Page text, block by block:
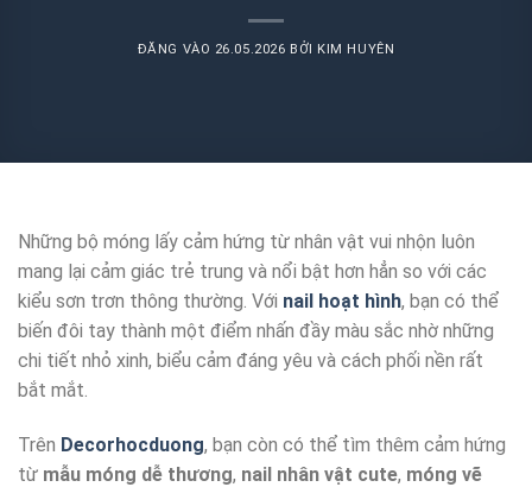
ĐĂNG VÀO 26.05.2026 BỞI KIM HUYÊN
Những bộ móng lấy cảm hứng từ nhân vật vui nhộn luôn
mang lại cảm giác trẻ trung và nổi bật hơn hẳn so với các
kiểu sơn trơn thông thường. Với nail hoạt hình, bạn có thể
biến đôi tay thành một điểm nhấn đầy màu sắc nhờ những
chi tiết nhỏ xinh, biểu cảm đáng yêu và cách phối nền rất
bắt mắt.
Trên Decorhocduong, bạn còn có thể tìm thêm cảm hứng
từ mẫu móng dễ thương, nail nhân vật cute, móng vẽ